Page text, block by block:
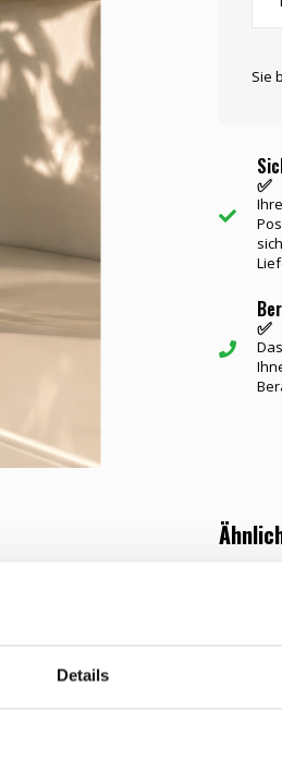
Details
Sie
✅
✅
Kurven, die zusammen
verziert, das die
ein und verleiht